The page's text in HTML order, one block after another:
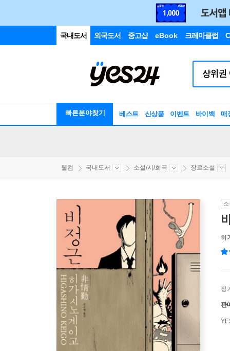
국내도서 외국도서 중고샵 eBook 크레마클럽
빠른분야찾기 베스트 신상품 이벤트 바이백 매
웰컴 국내도서 소설/시/희곡 장르소설
히
정
판